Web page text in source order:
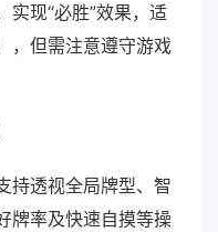
实现“必胜”效果，适
，但需注意遵守游戏
持透视全局牌型、智
牌率及快速自摸等操